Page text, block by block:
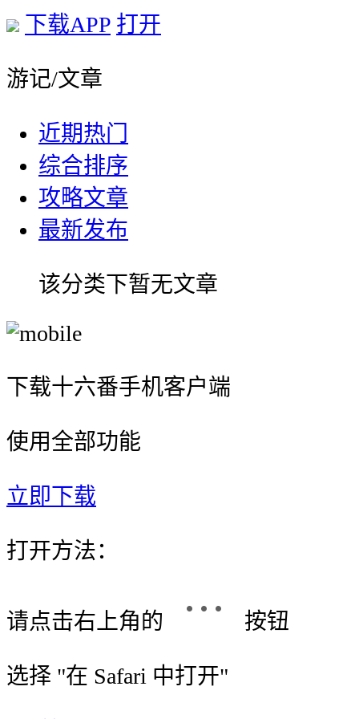
下载APP 打开
游记/文章
近期热门
综合排序
攻略文章
最新发布
该分类下暂无文章
下载十六番手机客户端
使用全部功能
立即下载
打开方法：
请点击右上角的 按钮
选择 "在 Safari 中打开"